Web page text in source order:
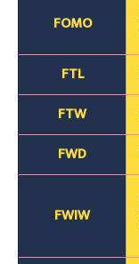
FOMO
FTL
FTW
FWD
FWIW